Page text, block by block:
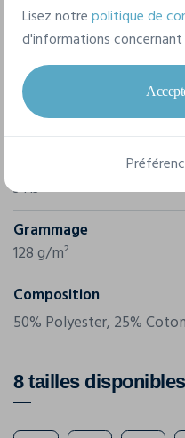
Caractéristiques
Marque
Bella-Canvas
3413
Grammage
128 g/m²
Composition
50% Polyester, 25%
8 tailles disponibles
Lisez notrepolitique de
d'informations concernant